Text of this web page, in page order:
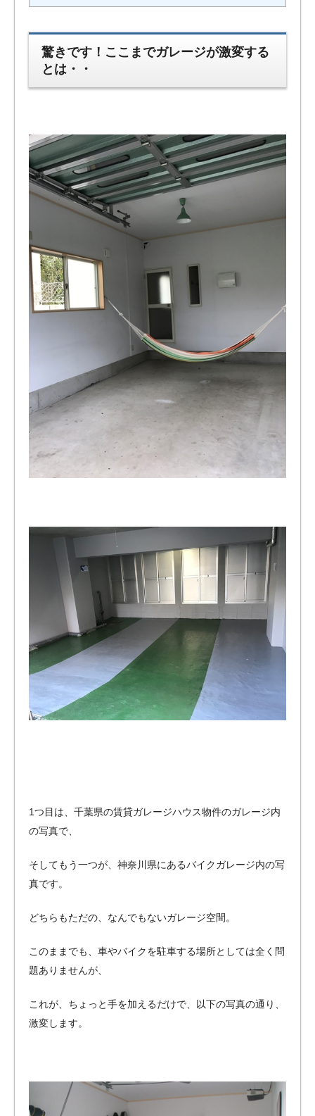
驚きです！ここまでガレージが激変する
とは・・
1つ目は、千葉県の賃貸ガレージハウス物件のガレージ内
の写真で、
そしてもう一つが、神奈川県にあるバイクガレージ内の写
真です。
どちらもただの、なんでもないガレージ空間。
このままでも、車やバイクを駐車する場所としては全く問
題ありませんが、
これが、ちょっと手を加えるだけで、以下の写真の通り、
激変します。